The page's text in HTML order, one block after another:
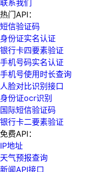
联系我们
热门API：
短信验证码
身份证实名认证
银行卡四要素验证
手机号码实名认证
手机号使用时长查询
人脸对比识别接口
身份证ocr识别
国际短信验证码
银行卡二要素验证
免费API：
IP地址
天气预报查询
新闻API接口